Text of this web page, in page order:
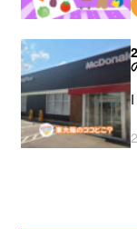
I